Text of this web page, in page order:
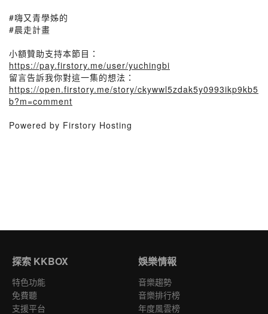
#嗨又青學姊的
#晨走計畫
小額贊助支持本節目：
https://pay.firstory.me/user/yuchingbi
留言告訴我你對這一集的想法：
https://open.firstory.me/story/ckywwl5zdak5y0993ikp9kb5
b?m=comment
Powered by Firstory Hosting
探索 KKBOX
特色功能
免費聽
支援平台
娛樂情報
音樂趨勢
音樂排行榜
年度風雲榜